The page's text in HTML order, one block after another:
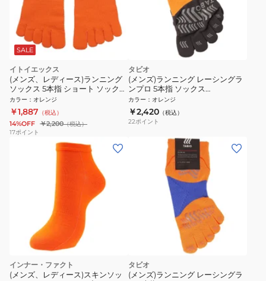
SALE
イトイエックス
(メンズ、レディース)ランニング
ソックス 5本指 ショート ソックス
PSO-03-ORG
カラー ： オレンジ
￥1,887 （税込）
14%OFF ￥2,200（税込）
17ポイント
タビオ
(メンズ)ランニング レーシングラ
ンプロ 5本指 ソックス
072120040 51
カラー ： オレンジ
￥2,420 （税込）
22ポイント
インナー・ファクト
(メンズ、レディース)スキンソッ
タビオ
(メンズ)ランニング レーシングラ